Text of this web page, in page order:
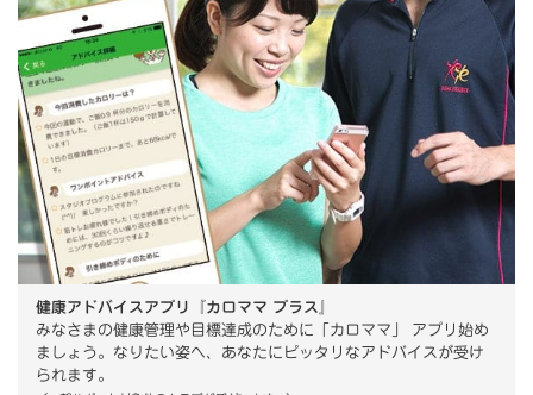
健康アドバイスアプリ『カロママ プラス』
みなさまの健康管理や目標達成のために「カロママ」 アプリ始め
ましょう。なりたい姿へ、あなたにピッタリなアドバイスが受け
られます。